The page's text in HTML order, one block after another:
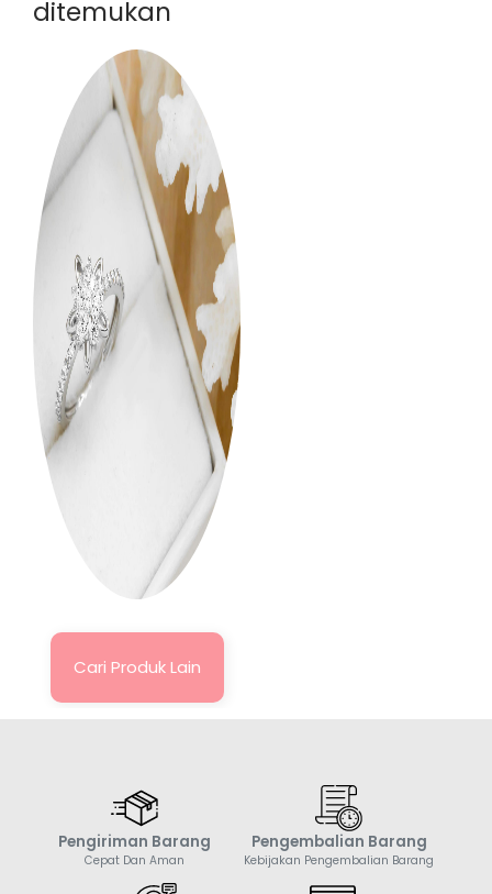
ditemukan
Cari Produk Lain
Pengiriman Barang
Cepat Dan Aman
Pengembalian Barang
Kebijakan Pengembalian Barang